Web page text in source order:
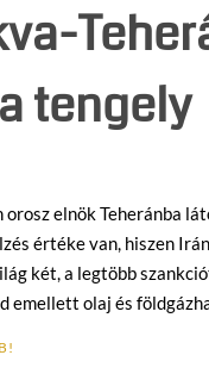
tengely
elnök Teheránba
értéke van, hiszen
két, a legtöbb
emellett olaj és